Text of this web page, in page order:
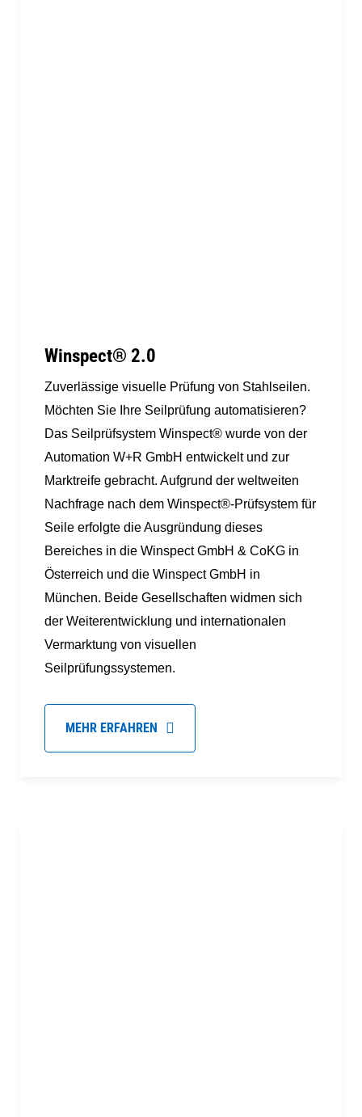
Winspect® 2.0
Zuverlässige visuelle Prüfung von Stahlseilen.
Möchten Sie Ihre Seilprüfung automatisieren?
Das Seilprüfsystem Winspect® wurde von der
Automation W+R GmbH entwickelt und zur
Marktreife gebracht. Aufgrund der weltweiten
Nachfrage nach dem Winspect®-Prüfsystem für
Seile erfolgte die Ausgründung dieses
Bereiches in die Winspect GmbH & CoKG in
Österreich und die Winspect GmbH in
München. Beide Gesellschaften widmen sich
der Weiterentwicklung und internationalen
Vermarktung von visuellen
Seilprüfungssystemen.
MEHR ERFAHREN